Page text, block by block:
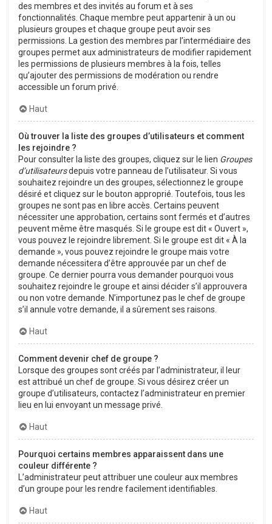
des membres et des invités au forum et à ses
fonctionnalités. Chaque membre peut appartenir à un ou
plusieurs groupes et chaque groupe peut avoir ses
permissions. La gestion des membres par l’intermédiaire des
groupes permet aux administrateurs de modifier rapidement
les permissions de plusieurs membres à la fois, telles
qu’ajouter des permissions de modération ou rendre
accessible un forum privé.
Haut
Où trouver la liste des groupes d’utilisateurs et comment
les rejoindre ?
Pour consulter la liste des groupes, cliquez sur le lien Groupes
d’utilisateursdepuis votre panneau de l’utilisateur. Si vous
souhaitez rejoindre un des groupes, sélectionnez le groupe
désiré et cliquez sur le bouton approprié. Toutefois, tous les
groupes ne sont pas en libre accès. Certains peuvent
nécessiter une approbation, certains sont fermés et d’autres
peuvent même être masqués. Si le groupe est dit « Ouvert »,
vous pouvez le rejoindre librement. Si le groupe est dit « À la
demande », vous pouvez rejoindre le groupe mais votre
demande nécessitera d’être approuvée par un chef de
groupe. Ce dernier pourra vous demander pourquoi vous
souhaitez rejoindre le groupe et ainsi décider s’il approuvera
ou non votre demande. N’importunez pas le chef de groupe
s’il annule votre demande, il a sûrement ses raisons.
Haut
Comment devenir chef de groupe ?
Lorsque des groupes sont créés par l’administrateur, il leur
est attribué un chef de groupe. Si vous désirez créer un
groupe d’utilisateurs, contactez l’administrateur en premier
lieu en lui envoyant un message privé.
Haut
Pourquoi certains membres apparaissent dans une
couleur différente ?
L’administrateur peut attribuer une couleur aux membres
d’un groupe pour les rendre facilement identifiables.
Haut